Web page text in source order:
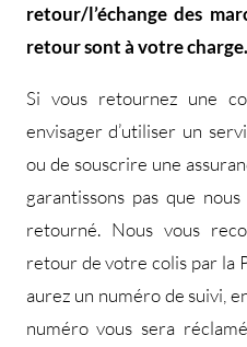
retour/l’échange des
retour sont à votre charge.
Si vous retournez une
envisager d’utiliser un
ou de souscrire une
garantissons pas que
retourné. Nous vous
retour de votre colis par la
aurez un numéro de suivi,
numéro vous sera